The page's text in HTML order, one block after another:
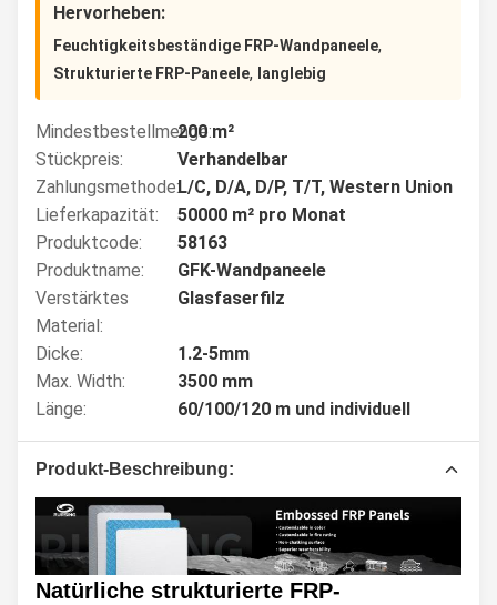
Hervorheben:
Feuchtigkeitsbeständige FRP-Wandpaneele,
Strukturierte FRP-Paneele, langlebig
Mindestbestellmenge:
200 m²
Stückpreis:
Verhandelbar
Zahlungsmethode:L/C, D/A, D/P, T/T, Western Union
Lieferkapazität:
50000 m² pro Monat
Produktcode:
58163
Produktname:
GFK-Wandpaneele
Verstärktes
Material:
Glasfaserfilz
Dicke:
1.2-5mm
Max. Width:
3500 mm
Länge:
60/100/120 m und individuell
Produkt-Beschreibung:
Natürliche strukturierte FRP-